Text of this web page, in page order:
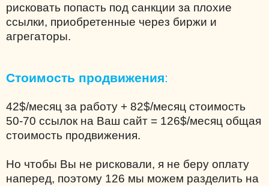
рисковать попасть под санкции за плохие
ссылки, приобретенные через биржи и
агрегаторы.
Стоимость продвижения:
42$/месяц за работу + 82$/месяц стоимость
50-70 ссылок на Ваш сайт = 126$/месяц общая
стоимость продвижения.
Но чтобы Вы не рисковали, я не беру оплату
наперед, поэтому 126 мы можем разделить на